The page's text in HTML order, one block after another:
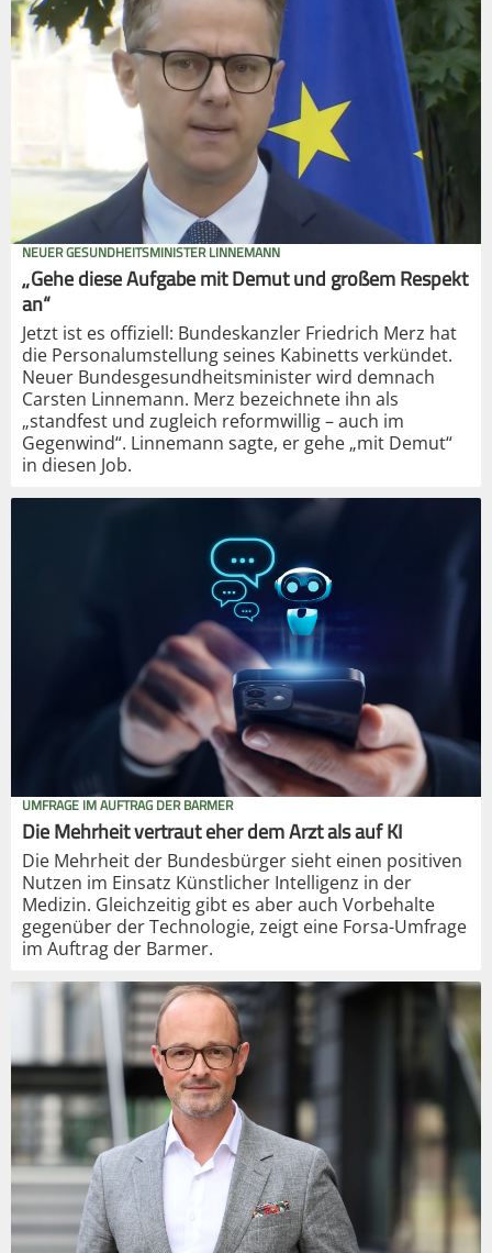
NEUER GESUNDHEITSMINISTER LINNEMANN
„Gehe diese Aufgabe mit Demut und großem Respekt
an“
Jetzt ist es offiziell: Bundeskanzler Friedrich Merz hat
die Personalumstellung seines Kabinetts verkündet.
Neuer Bundesgesundheitsminister wird demnach
Carsten Linnemann. Merz bezeichnete ihn als
„standfest und zugleich reformwillig – auch im
Gegenwind“. Linnemann sagte, er gehe „mit Demut“
in diesen Job.
UMFRAGE IM AUFTRAG DER BARMER
Die Mehrheit vertraut eher dem Arzt als auf KI
Die Mehrheit der Bundesbürger sieht einen positiven
Nutzen im Einsatz Künstlicher Intelligenz in der
Medizin. Gleichzeitig gibt es aber auch Vorbehalte
gegenüber der Technologie, zeigt eine Forsa-Umfrage
im Auftrag der Barmer.